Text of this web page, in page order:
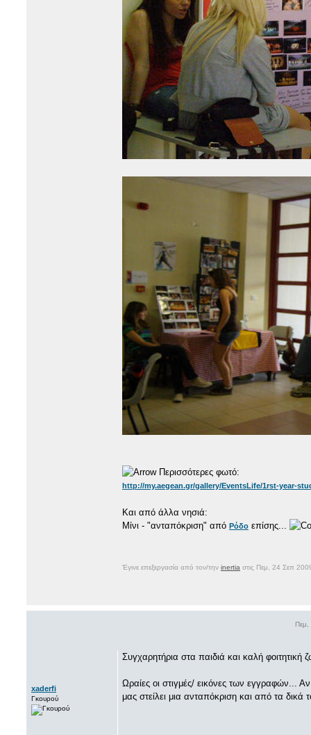
Περισσότερες φωτό:
http://my.aegean.gr/gallery/EventsLife/1rst-year-
Και από άλλα νησιά:
Μίνι - "ανταπόκριση" από Ρόδο επίσης...
Έγινε επεξεργασία από τον/την inertia στις Πεμ, 24 Σεπ
xaderfi
Γκουρού
Συγχαρητήρια στα παιδιά και καλή φοιτητική
Ωραίες οι στιγμές/ εικόνες των εγγραφών...
μας στείλει μια ανταπόκριση και από τα δικά